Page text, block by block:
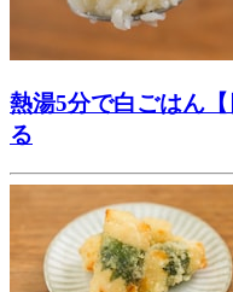
熱湯5分で白ごはん
る